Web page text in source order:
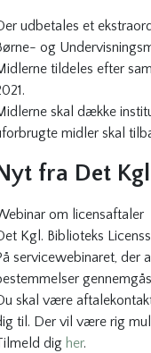
udbetales et
og
tildeles efter
skal dække
midler skal
fra Det
om licensaftaler
Kgl. Biblioteks
servicewebinaret, der
skal være
til. Der vil være rig
dig her.